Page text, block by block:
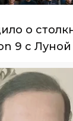
о
9 с Луной